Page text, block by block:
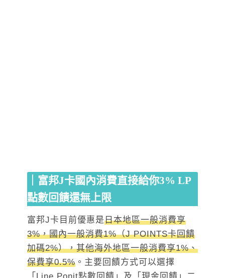
｜富邦J卡國內消費直接給你3% LP
點數回饋還無上限
富邦J卡目前優惠是日本地區一般消費享
3%，國內一般消費1%（J POINTS卡回饋
加碼2%），其他海外地區一般消費享1%、
保費享0.5% 。主要回饋方式可以選擇